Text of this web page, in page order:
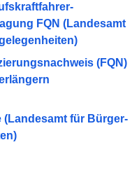
FQN (Landesamt
(FQN)
für Bürger-